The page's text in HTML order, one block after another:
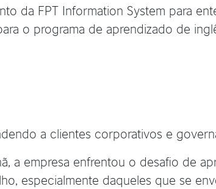
da FPT Information System para
o programa de aprendizado de
a clientes corporativos e
a empresa enfrentou o desafio de
especialmente daqueles que se